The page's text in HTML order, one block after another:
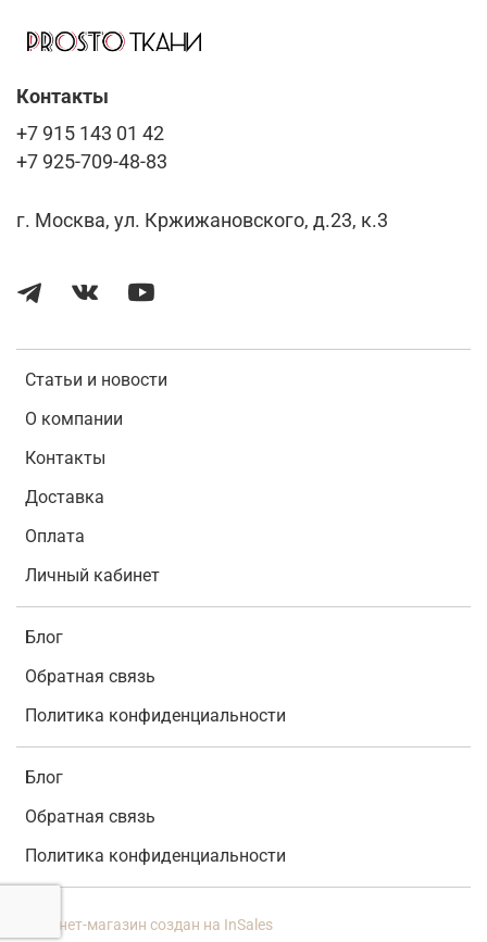
Статьи и новости
О компании
Контакты
Доставка
Оплата
Личный кабинет
Блог
Обратная связь
Политика конфиденциальности
Блог
Обратная связь
Политика конфиденциальности
Контакты
+7 915 143 01 42
+7 925-709-48-83
г. Москва, ул. Кржижановского, д.23, к.3
Интернет-магазин создан на InSales